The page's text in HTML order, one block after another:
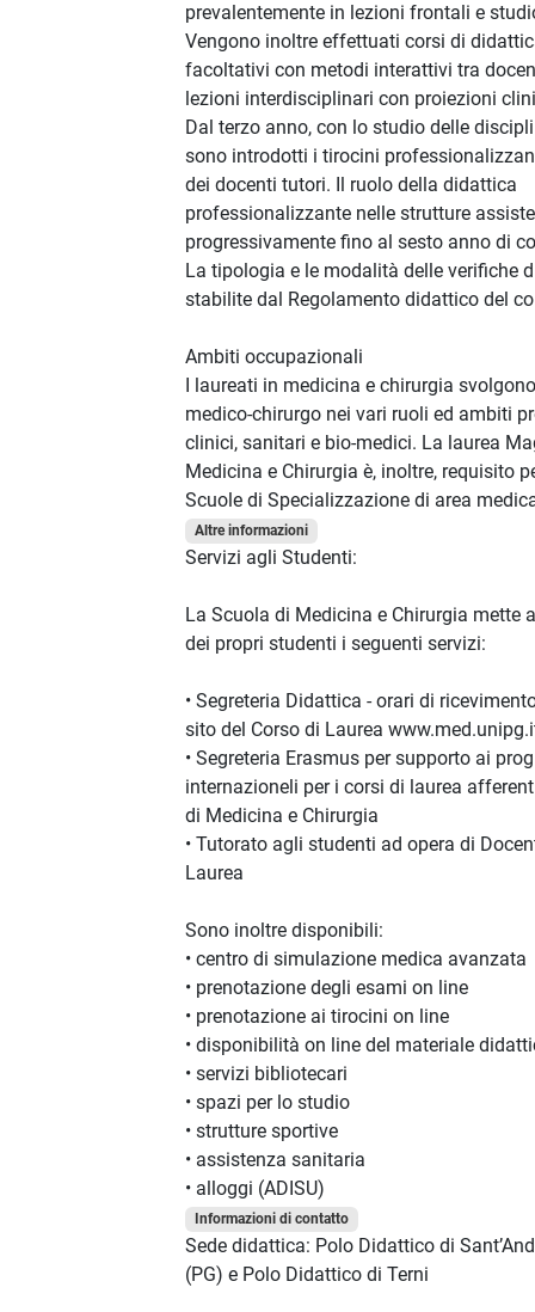
prevalentemente in lezioni frontali e
Vengono inoltre effettuati corsi di
facoltativi con metodi interattivi tra
lezioni interdisciplinari con proiezioni
Dal terzo anno, con lo studio delle
sono introdotti i tirocini
dei docenti tutori. Il ruolo della didattica
professionalizzante nelle strutture
progressivamente fino al sesto anno di
La tipologia e le modalità delle verifiche
stabilite dal Regolamento didattico del
Ambiti occupazionali
I laureati in medicina e chirurgia
medico-chirurgo nei vari ruoli ed ambiti
clinici, sanitari e bio-medici. La laurea
Medicina e Chirurgia è, inoltre, requisito
Scuole di Specializzazione di area
Altre informazioni
Servizi agli Studenti:
La Scuola di Medicina e Chirurgia mette
dei propri studenti i seguenti servizi:
• Segreteria Didattica - orari di
sito del Corso di Laurea
• Segreteria Erasmus per supporto ai
internazioneli per i corsi di laurea
di Medicina e Chirurgia
• Tutorato agli studenti ad opera di
Laurea
Sono inoltre disponibili:
• centro di simulazione medica avanzata
• prenotazione degli esami on line
• prenotazione ai tirocini on line
• disponibilità on line del materiale
• servizi bibliotecari
• spazi per lo studio
• strutture sportive
• assistenza sanitaria
• alloggi (ADISU)
Informazioni di contatto
Sede didattica: Polo Didattico di
(PG) e Polo Didattico di Terni